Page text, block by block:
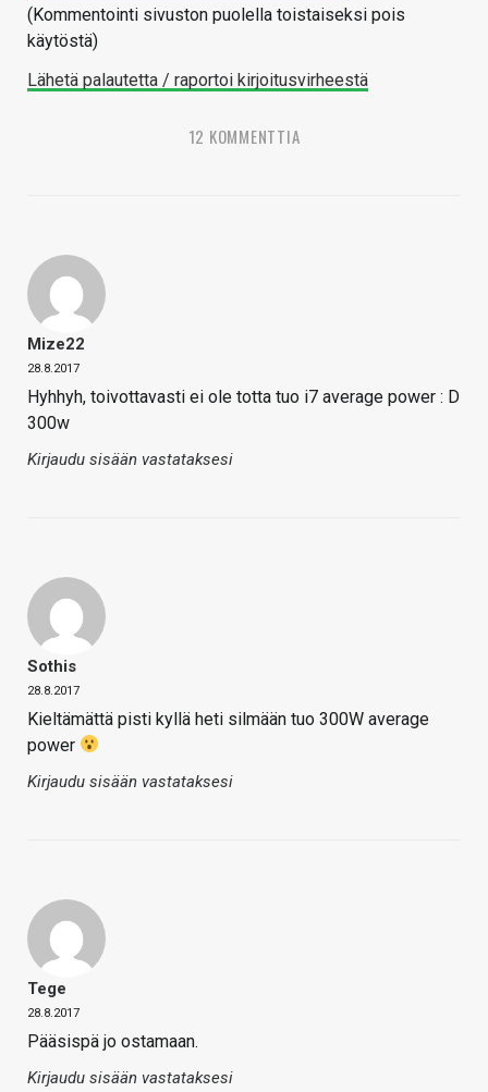
(Kommentointi sivuston puolella toistaiseksi pois
käytöstä)
Lähetä palautetta / raportoi kirjoitusvirheestä
12 KOMMENTTIA
Mize22
28.8.2017
Hyhhyh, toivottavasti ei ole totta tuo i7 average power : D
300w
Kirjaudu sisään vastataksesi
Sothis
28.8.2017
Kieltämättä pisti kyllä heti silmään tuo 300W average
power
Kirjaudu sisään vastataksesi
Tege
28.8.2017
Pääsispä jo ostamaan.
Kirjaudu sisään vastataksesi